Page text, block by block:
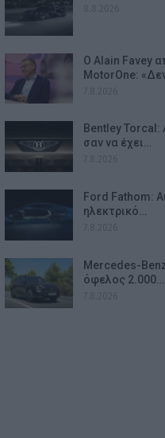
Ο Alain Favey
MotorOne:
Bentley Torcal:
σαν να έχει…
Ford Fathom:
ηλεκτρικό…
Mercedes-
όφελος 2.000…